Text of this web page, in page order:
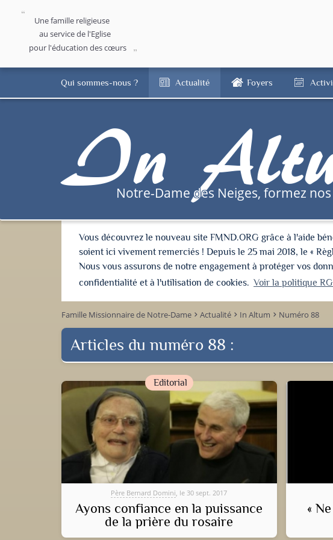
Une famille religieuse
au service de l'Eglise
pour l'éducation des cœurs
Qui sommes-nous ? Actualité Foyers
InNotre-Dame des Neiges, formez
Vous découvrez le nouveau site FMND.ORG grâce à l'aide
soient ici vivement remerciés ! Depuis le 25 mai 2018, le «
Nous vous assurons de notre engagement à protéger vos
confidentialité et à l'utilisation de cookies. Voir la politique
Famille Missionnaire de Notre-Dame keyboard_arrow_right Actualité keyboard_arrow_right In Altum keyboard_arrow_right Numéro 88
Articles du numéro 88 :
Editorial
Père Bernard Domini, le 30 sept. 2017
Ayons confiance en la puissance
de la prière du rosaire
«